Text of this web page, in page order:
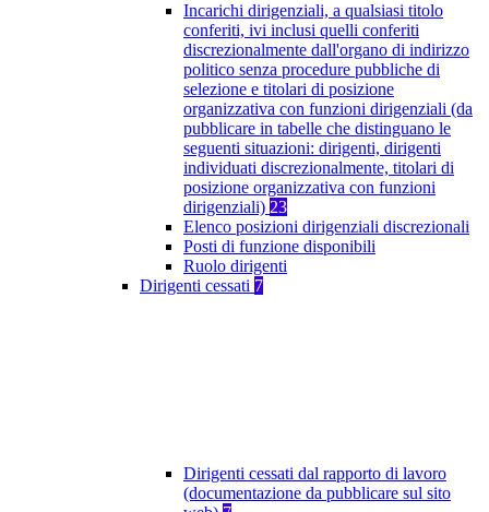
Incarichi dirigenziali, a qualsiasi titolo
conferiti, ivi inclusi quelli conferiti
discrezionalmente dall'organo di indirizzo
politico senza procedure pubbliche di
selezione e titolari di posizione
organizzativa con funzioni dirigenziali (da
pubblicare in tabelle che distinguano le
seguenti situazioni: dirigenti, dirigenti
individuati discrezionalmente, titolari di
posizione organizzativa con funzioni
dirigenziali) 23
Elenco posizioni dirigenziali discrezionali
Posti di funzione disponibili
Ruolo dirigenti
Dirigenti cessati 7
Dirigenti cessati dal rapporto di lavoro
(documentazione da pubblicare sul sito